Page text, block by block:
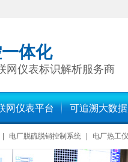
体化
网仪表标识解析服务商
网仪表平台 可追溯大数
电厂脱硫脱销控制系统 电厂热工